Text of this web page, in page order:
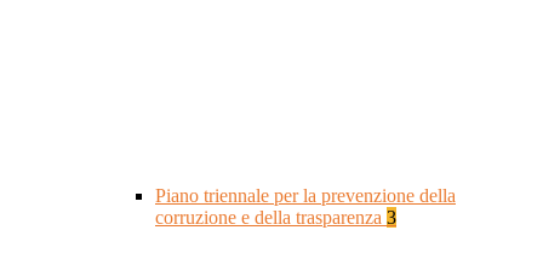
Piano triennale per la prevenzione della
corruzione e della trasparenza 3